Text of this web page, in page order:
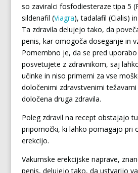
so zaviralci fosfodiesteraze tipa 5
sildenafil (Viagra), tadalafil (Cialis)
Ta zdravila delujejo tako, da
penis, kar omogoča doseganje in
Pomembno je, da se pred
posvetujete z zdravnikom, saj
učinke in niso primerni za vse
določenimi zdravstvenimi
določena druga zdravila.
Poleg zdravil na recept obstajajo
pripomočki, ki lahko pomagajo pri
erekcijo.
Vakumske erekcijske naprave,
penis, delujejo tako, da ustvarijo